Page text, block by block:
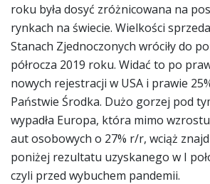
roku była dosyć zróżnicowana na
rynkach na świecie. Wielkości
Stanach Zjednoczonych wróciły do
półrocza 2019 roku. Widać to po
nowych rejestracji w USA i prawie
Państwie Środka. Dużo gorzej pod
wypadła Europa, która mimo
aut osobowych o 27% r/r, wciąż
poniżej rezultatu uzyskanego w I
czyli przed wybuchem pandemii.